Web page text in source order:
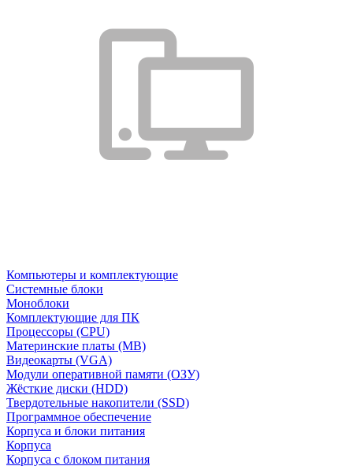
Компьютеры и комплектующие
Системные блоки
Моноблоки
Комплектующие для ПК
Процессоры (CPU)
Материнские платы (MB)
Видеокарты (VGA)
Модули оперативной памяти (ОЗУ)
Жёсткие диски (HDD)
Твердотельные накопители (SSD)
Программное обеспечение
Корпуса и блоки питания
Корпуса
Корпуса с блоком питания